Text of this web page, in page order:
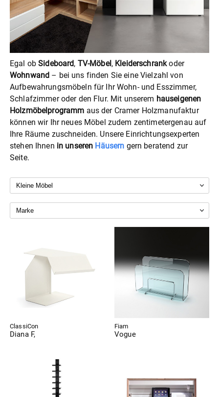
Egal obSideboard, TV-Möbel , Kleiderschrankoder
Wohnwand – bei uns finden Sie eine Vielzahl von
Aufbewahrungsmöbeln für Ihr Wohn- und Esszimmer,
Schlafzimmer oder den Flur. Mit unserem hauseigenen
Holzmöbelprogramm aus der Cramer Holzmanufaktur
können wir Ihr neues Möbel zudem zentimetergenau auf
Ihre Räume zuschneiden. Unsere Einrichtungsexperten
stehen Ihnen in unseren Häusern gern beratend zur
Seite.
ClassiCon
Diana F,
Fiam
Vogue